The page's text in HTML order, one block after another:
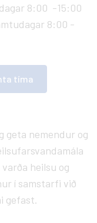
8:00 -15:00
8:00 -
tíma
geta nemendur og
heilsu og
í samstarfi við
gefast.